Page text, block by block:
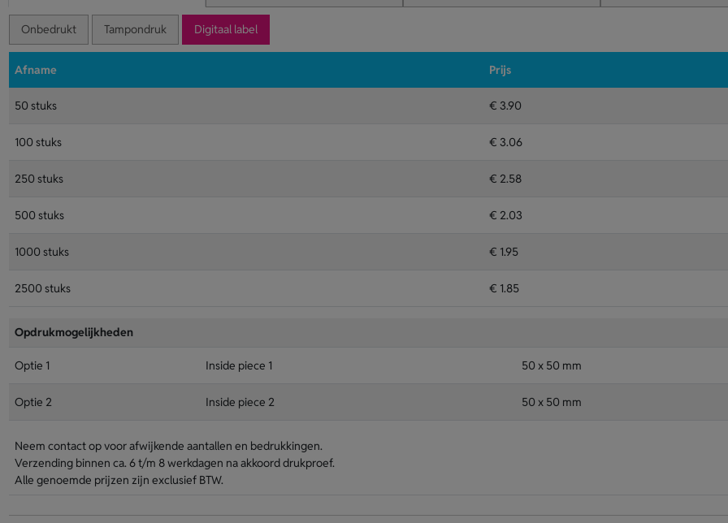
Onbedrukt Tampondruk Digitaal label
Afname Prijs
50 stuks € 3.90
100 stuks € 3.06
250 stuks € 2.58
500 stuks € 2.03
1000 stuks € 1.95
2500 stuks € 1.85
Opdrukmogelijkheden
Optie 1 Inside piece 1 50 x 50 mm
Optie 2 Inside piece 2 50 x 50 mm
Neem contact op voor afwijkende aantallen en bedrukkingen.
Verzending binnen ca. 6 t/m 8 werkdagen na akkoord drukproef.
Alle genoemde prijzen zijn exclusief BTW.